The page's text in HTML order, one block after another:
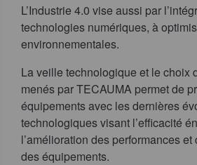
L’Industrie 4.0 vise aussi par
technologies numériques, à
environnementales.
La veille technologique et le choix
menés par TECAUMA permet de
équipements avec les dernières
technologiques visant l’efficacité
l’amélioration des performances
des équipements.